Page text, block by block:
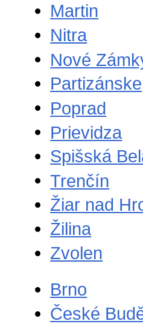
Martin
Nitra
Nové
Partizánske
Poprad
Prievidza
Spišská
Trenčín
Žiar nad
Žilina
Zvolen
Brno
České